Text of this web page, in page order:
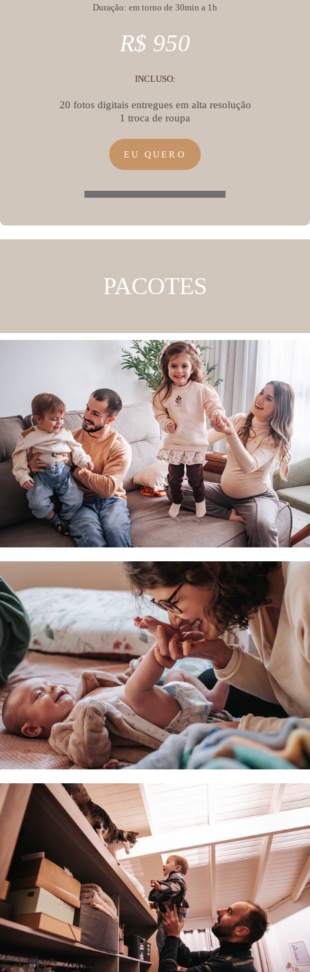
Duração: em torno de 30min a 1h
R$ 950
INCLUSO:
20 fotos digitais entregues em alta resolução
1 troca de roupa
EU QUERO
PACOTES